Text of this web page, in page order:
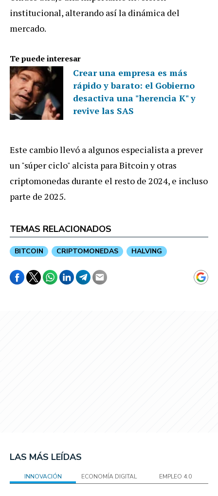
institucional, alterando así la dinámica del
mercado.
Te puede interesar
Crear una empresa es más
rápido y barato: el Gobierno
desactiva una "herencia K" y
revive las SAS
Este cambio llevó a algunos especialista a prever
un "súper ciclo" alcista para Bitcoin y otras
criptomonedas durante el resto de 2024, e incluso
parte de 2025.
TEMAS RELACIONADOS
BITCOIN CRIPTOMONEDAS HALVING
LAS MÁS LEÍDAS
INNOVACIÓN ECONOMÍA DIGITAL EMPLEO 4.0